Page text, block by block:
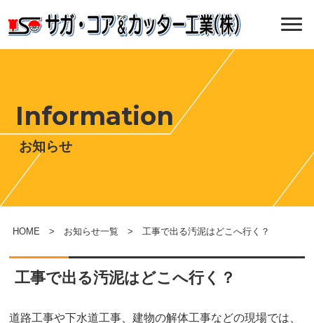
Information
お知らせ
HOME > お知らせ一覧 > 工事で出る汚泥はどこへ行く？
工事で出る汚泥はどこへ行く？
道路工事や下水道工事、建物の解体工事などの現場では、